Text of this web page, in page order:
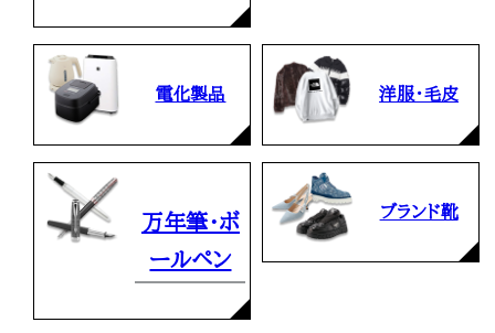
電化製品 洋服・毛皮
万年筆・ボ
ールペン
ブランド靴